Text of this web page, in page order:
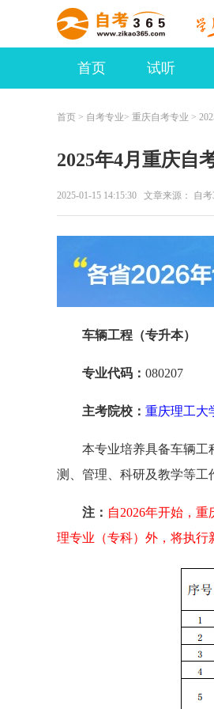
首页 试听
首页 > 自考专业> 重庆自考专业 >
2025年4月重庆自
2025-01-15 14:15:30 文章来源： 自考
车辆工程（专升本）
专业代码： 080207
主考院校： 重庆理工大
本专业培养具备车辆工
测、管理、科研及教学等工
注： 自2026年开始，
理专业（专科）外，将执行